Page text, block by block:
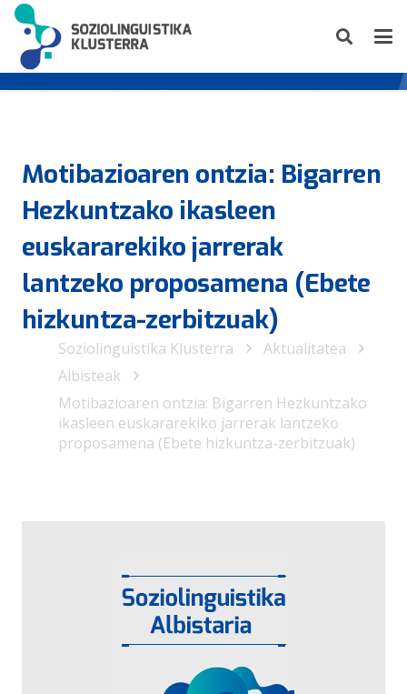
Motibazioaren ontzia: Bigarren
Hezkuntzako ikasleen
euskararekiko jarrerak
lantzeko proposamena (Ebete
hizkuntza-zerbitzuak)
Soziolinguistika Klusterra
Aktualitatea
Albisteak
Motibazioaren ontzia: Bigarren Hezkuntzako
ikasleen euskararekiko jarrerak lantzeko
proposamena (Ebete hizkuntza-zerbitzuak)